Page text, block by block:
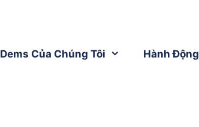
Dems Của Chúng Tôi Hành Động